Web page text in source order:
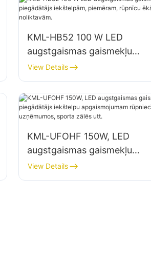
KML-HB52 100 W LED
augstgaismas gaismekļu
piegādātājs iekštelpām,
piemēram, rūpnīcu ēkām un
noliktavām.
View Details
KML-UFOHF 150W, LED
augstgaismas gaismekļu
piegādātājs iekštelpu
apgaismojumam rūpniecības
View Details